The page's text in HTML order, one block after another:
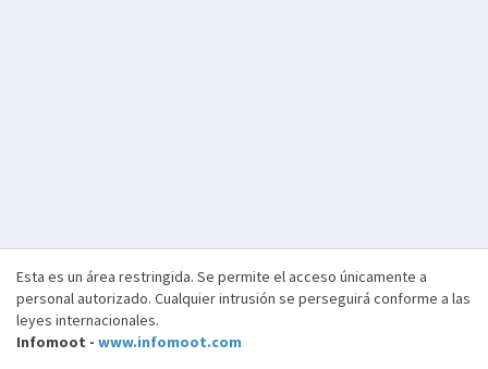
Esta es un área restringida. Se permite el acceso únicamente a
personal autorizado. Cualquier intrusión se perseguirá conforme a las
leyes internacionales.
Infomoot - www.infomoot.com